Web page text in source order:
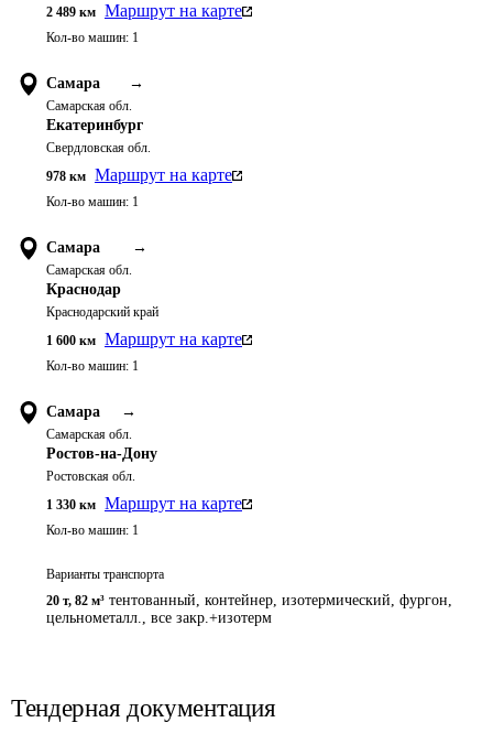
2 489 км Маршрут на карте
Кол-во машин: 1
Самара →
Самарская обл.
Екатеринбург
Свердловская обл.
978 км Маршрут на карте
Кол-во машин: 1
Самара →
Самарская обл.
Краснодар
Краснодарский край
1 600 км Маршрут на карте
Кол-во машин: 1
Самара →
Самарская обл.
Ростов-на-Дону
Ростовская обл.
1 330 км Маршрут на карте
Кол-во машин: 1
Варианты транспорта
20 т, 82 м³ тентованный, контейнер, изотермический, фургон,
цельнометалл., все закр.+изотерм
Тендерная документация